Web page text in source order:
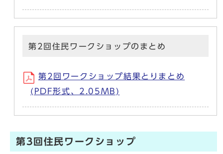
第2回住民ワークショップのまとめ
第2回ワークショップ結果とりまとめ
(PDF形式、2.05MB)
第3回住民ワークショップ